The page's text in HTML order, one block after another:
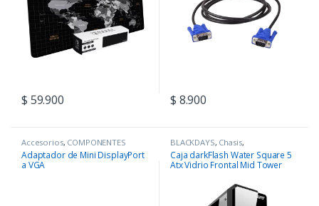
$ 59.900 $ 8.900
Accesorios, COMPONENTES
Adaptador de Mini DisplayPort
a VGA
BLACKDAYS, Chasis,
COMPONENTES
Caja darkFlash Water Square 5
Atx Vidrio Frontal Mid Tower